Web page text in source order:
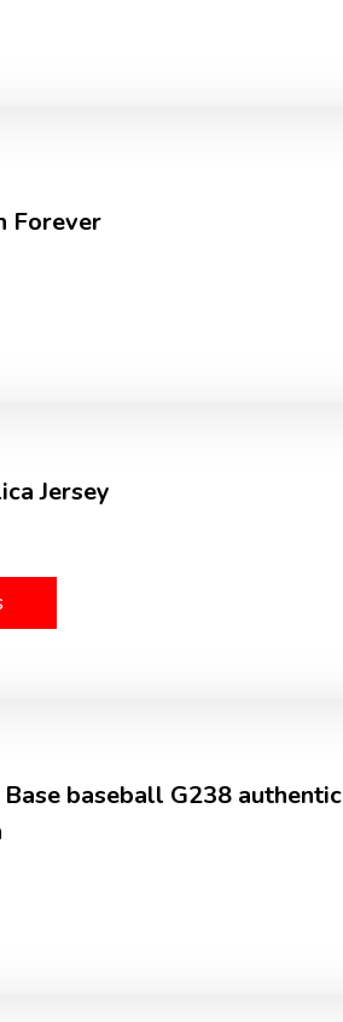
Forever
Jersey
baseball G238 authentic